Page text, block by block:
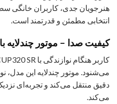
هنرجویان جدی، کاربران خانگی
انتخابی مطمئن و قدرتمند است.
کیفیت صدا – موتور چندلایه
می‌شنود. موتور چندلایه این مدل،
دقیق منتقل می‌کند و تجربه‌ای
می‌کند.